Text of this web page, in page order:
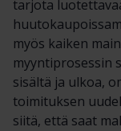
tarjota
myös kaiken
myyntiprosessin
sisältä ja ulkoa,
toimituksen
siitä, että saat